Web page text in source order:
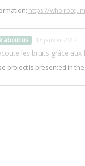
https://
about us 18 janvier 2017
les bruits grâce aux
project is presented in